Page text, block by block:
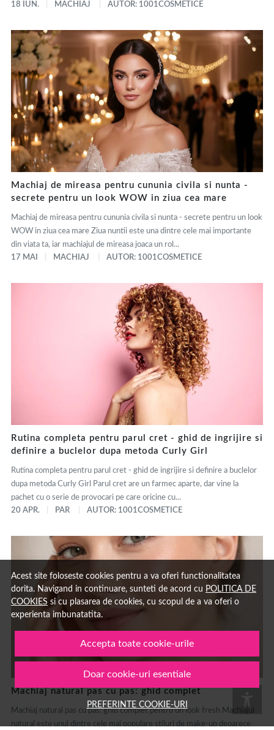
Acest site foloseste cookies pentru a va oferi functionalitatea
dorita. Navigand in continuare, sunteti de acord cu POLITICA DE
COOKIES si cu plasarea de cookies, cu scopul de a va oferi o
experienta imbunatatita.
Accepta toate cookie-urile
Doar cookie-uri esentiale
PREFERINTE COOKIE-URI
18 IUN.
MACHIAJ AUTOR: 1001COSMETICE
Machiaj de mireasa pentru cununia civila si nunta -
secrete pentru un look WOW in ziua cea mare
Machiaj de mireasa pentru cununia civila si nunta - secrete pentru un look
WOW in ziua cea mare Ziua nuntii este una dintre cele mai importante
din viata ta, iar machiajul de mireasa joaca un rol...
17 MAI
MACHIAJ AUTOR: 1001COSMETICE
Rutina completa pentru parul cret - ghid de ingrijire si
definire a buclelor dupa metoda Curly Girl
Rutina completa pentru parul cret - ghid de ingrijire si definire a buclelor
dupa metoda Curly Girl Parul cret are un farmec aparte, dar vine la
pachet cu o serie de provocari pe care oricine cu...
20 APR.
PAR AUTOR: 1001COSMETICE
Machiaj natural pas cu pas: ghid complet
Machiaj natural pas cu pas: ghid complet pentru un look fresh Machiajul
natural este unul dintre cele mai populare stiluri de make-up deoarece